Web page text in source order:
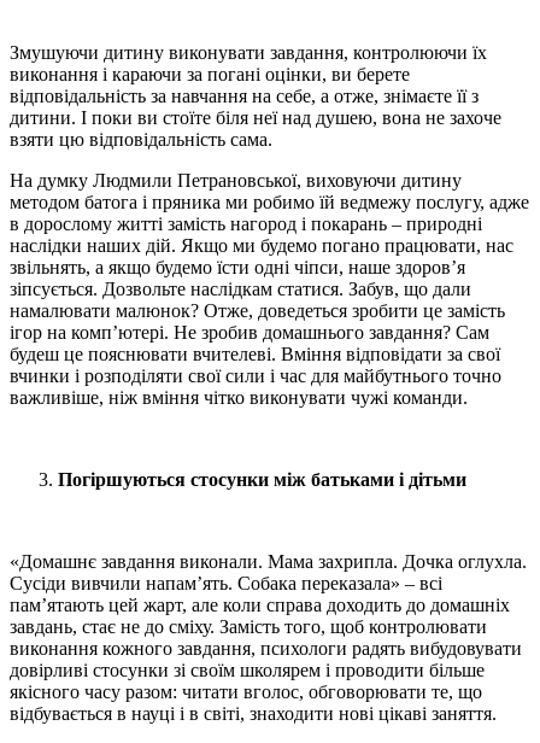
Змушуючи дитину виконувати завдання, контролюючи їх
виконання і караючи за погані оцінки, ви берете
відповідальність за навчання на себе, а отже, знімаєте її з
дитини. І поки ви стоїте біля неї над душею, вона не захоче
взяти цю відповідальність сама.
На думку Людмили Петрановської, виховуючи дитину
методом батога і пряника ми робимо їй ведмежу послугу, адже
в дорослому житті замість нагород і покарань – природні
наслідки наших дій. Якщо ми будемо погано працювати, нас
звільнять, а якщо будемо їсти одні чіпси, наше здоров’я
зіпсується. Дозвольте наслідкам статися. Забув, що дали
намалювати малюнок? Отже, доведеться зробити це замість
ігор на комп’ютері. Не зробив домашнього завдання? Сам
будеш це пояснювати вчителеві. Вміння відповідати за свої
вчинки і розподіляти свої сили і час для майбутнього точно
важливіше, ніж вміння чітко виконувати чужі команди.
Погіршуються стосунки між батьками і дітьми
«Домашнє завдання виконали. Мама захрипла. Дочка оглухла.
Сусіди вивчили напам’ять. Собака переказала» – всі
пам’ятають цей жарт, але коли справа доходить до домашніх
завдань, стає не до сміху. Замість того, щоб контролювати
виконання кожного завдання, психологи радять вибудовувати
довірливі стосунки зі своїм школярем і проводити більше
якісного часу разом: читати вголос, обговорювати те, що
відбувається в науці і в світі, знаходити нові цікаві заняття.